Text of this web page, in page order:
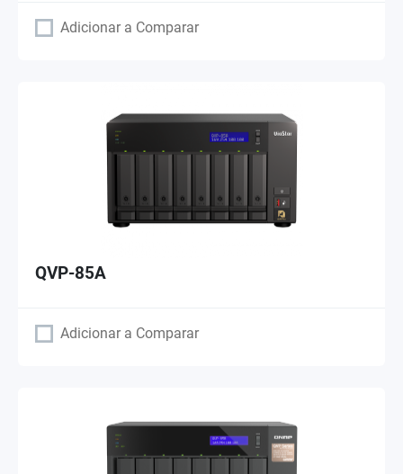
Adicionar a Comparar
QVP-85A
Adicionar a Comparar